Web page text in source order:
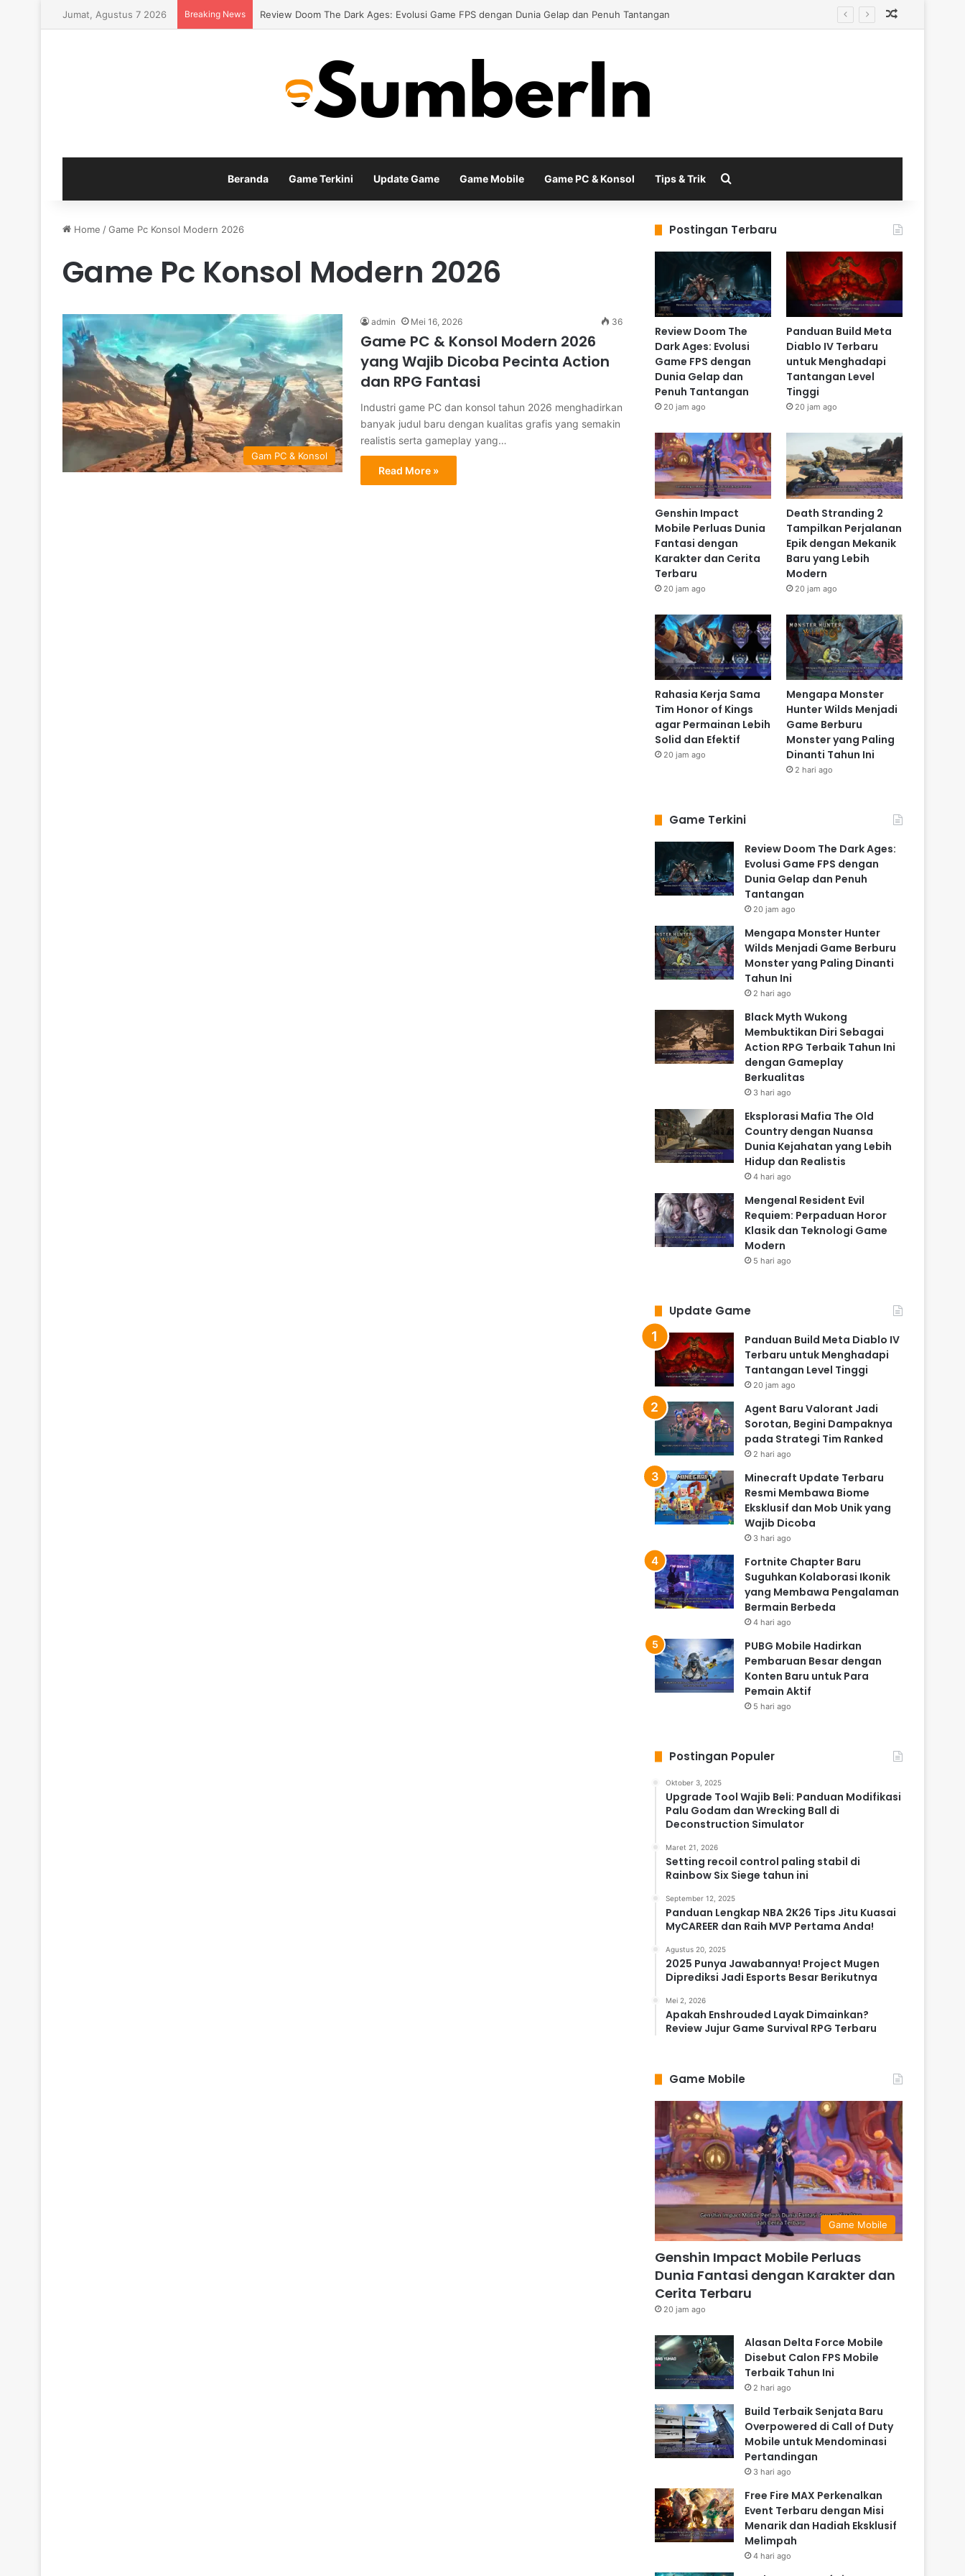
Jumat, Agustus 7 2026 Breaking News Review Doom The Dark Ages: Evolusi Game FPS dengan Dunia Gelap dan Penuh Tantangan
Beranda Game Terkini Update Game Game Mobile Game PC & Konsol Tips & Trik
Home /Game Pc Konsol Modern 2026
Game Pc Konsol Modern 2026
Gam PC & Konsol
admin Mei 16, 2026 36
Game PC & Konsol Modern 2026
yang Wajib Dicoba Pecinta Action
dan RPG Fantasi
Industri game PC dan konsol tahun 2026 menghadirkan
banyak judul baru dengan kualitas grafis yang semakin
realistis serta gameplay yang…
Read More »
Postingan Terbaru
Review Doom The
Dark Ages: Evolusi
Game FPS dengan
Dunia Gelap dan
Penuh Tantangan
20 jam ago
Panduan Build Meta
Diablo IV Terbaru
untuk Menghadapi
Tantangan Level
Tinggi
20 jam ago
Genshin Impact
Mobile Perluas Dunia
Fantasi dengan
Karakter dan Cerita
Terbaru
20 jam ago
Death Stranding 2
Tampilkan Perjalanan
Epik dengan Mekanik
Baru yang Lebih
Modern
20 jam ago
Rahasia Kerja Sama
Tim Honor of Kings
agar Permainan Lebih
Solid dan Efektif
20 jam ago
Mengapa Monster
Hunter Wilds Menjadi
Game Berburu
Monster yang Paling
Dinanti Tahun Ini
2 hari ago
Game Terkini
Review Doom The Dark Ages:
Evolusi Game FPS dengan
Dunia Gelap dan Penuh
Tantangan
20 jam ago
Mengapa Monster Hunter
Wilds Menjadi Game Berburu
Monster yang Paling Dinanti
Tahun Ini
2 hari ago
Black Myth Wukong
Membuktikan Diri Sebagai
Action RPG Terbaik Tahun Ini
dengan Gameplay
Berkualitas
3 hari ago
Eksplorasi Mafia The Old
Country dengan Nuansa
Dunia Kejahatan yang Lebih
Hidup dan Realistis
4 hari ago
Mengenal Resident Evil
Requiem: Perpaduan Horor
Klasik dan Teknologi Game
Modern
5 hari ago
Update Game
Panduan Build Meta Diablo IV
Terbaru untuk Menghadapi
Tantangan Level Tinggi
20 jam ago
Agent Baru Valorant Jadi
Sorotan, Begini Dampaknya
pada Strategi Tim Ranked
2 hari ago
Minecraft Update Terbaru
Resmi Membawa Biome
Eksklusif dan Mob Unik yang
Wajib Dicoba
3 hari ago
Fortnite Chapter Baru
Suguhkan Kolaborasi Ikonik
yang Membawa Pengalaman
Bermain Berbeda
4 hari ago
PUBG Mobile Hadirkan
Pembaruan Besar dengan
Konten Baru untuk Para
Pemain Aktif
5 hari ago
Postingan Populer
Oktober 3, 2025
Upgrade Tool Wajib Beli: Panduan Modifikasi
Palu Godam dan Wrecking Ball di
Deconstruction Simulator
Maret 21, 2026
Setting recoil control paling stabil di
Rainbow Six Siege tahun ini
September 12, 2025
Panduan Lengkap NBA 2K26 Tips Jitu Kuasai
MyCAREER dan Raih MVP Pertama Anda!
Agustus 20, 2025
2025 Punya Jawabannya! Project Mugen
Diprediksi Jadi Esports Besar Berikutnya
Mei 2, 2026
Apakah Enshrouded Layak Dimainkan?
Review Jujur Game Survival RPG Terbaru
Game Mobile
Game Mobile
Genshin Impact Mobile Perluas
Dunia Fantasi dengan Karakter dan
Cerita Terbaru
20 jam ago
Alasan Delta Force Mobile
Disebut Calon FPS Mobile
Terbaik Tahun Ini
2 hari ago
Build Terbaik Senjata Baru
Overpowered di Call of Duty
Mobile untuk Mendominasi
Pertandingan
3 hari ago
Free Fire MAX Perkenalkan
Event Terbaru dengan Misi
Menarik dan Hadiah Eksklusif
Melimpah
4 hari ago